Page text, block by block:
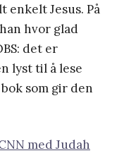
enkelt Jesus. På
hvor glad
det er
lyst til å lese
som gir den
med Judah